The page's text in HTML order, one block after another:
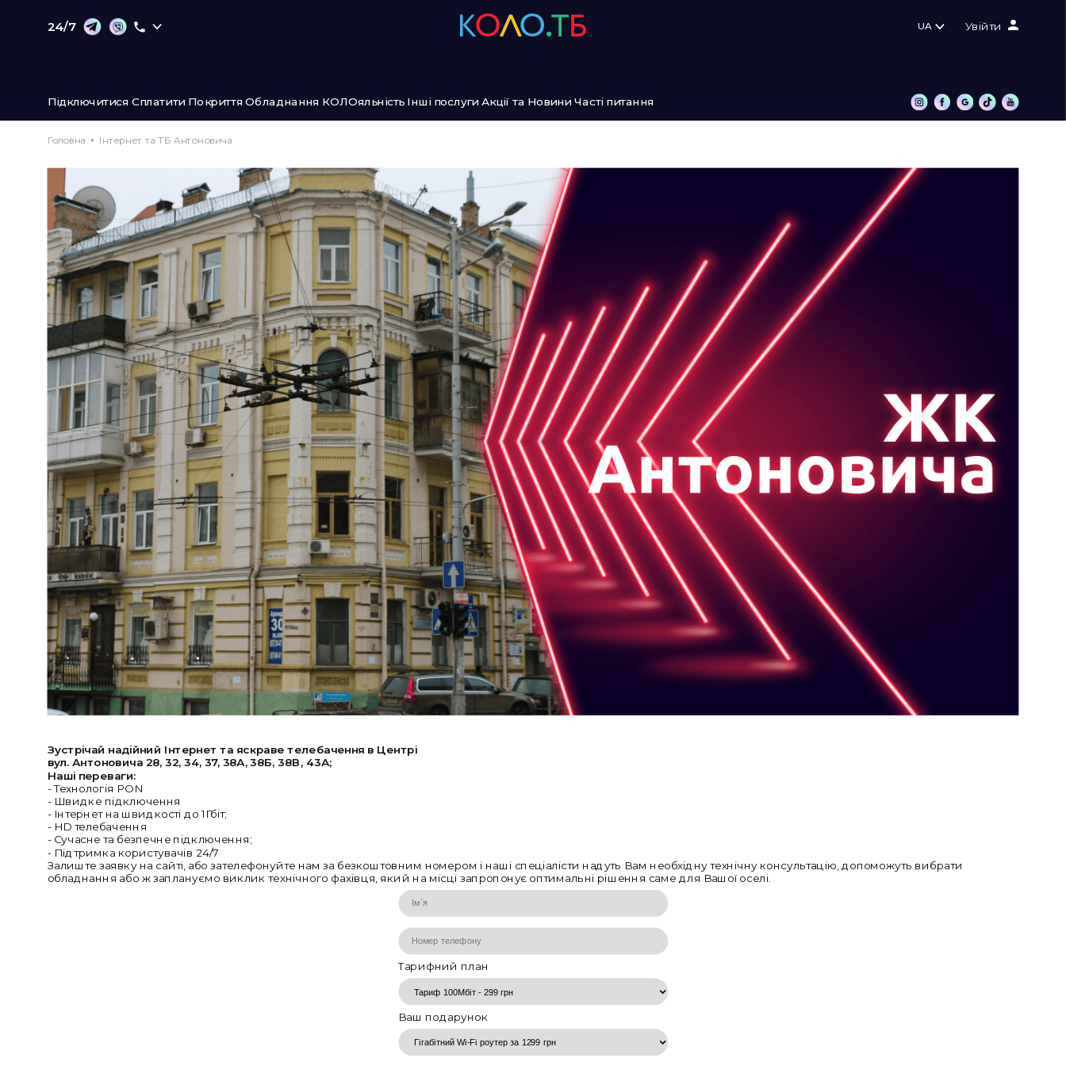
24/7 UA Увійти
Підключитися Сплатити Покриття Обладнання КОЛОяльність Інші послуги Акції та Новини Часті питання
Головна Інтернет та ТБ Антоновича
Зустрічай надійний Інтернет та яскраве телебачення в Центрі
вул. Антоновича 28, 32, 34, 37, 38А, 38Б, 38В, 43А;
Наші переваги:
- Технологія PON
- Швидке підключення
- Інтернет на швидкості до 1Гбіт;
- HD телебачення
- Сучасне та безпечне підключення;
- Підтримка користувачів 24/7
Залиште заявку на сайті, або зателефонуйте нам за безкоштовним номером і наші спеціалісти надуть Вам необхідну технічну консультацію, допоможуть вибрати
обладнання або ж заплануємо виклик технічного фахівця, який на місці запропонує оптимальні рішення саме для Вашої оселі.
Тарифний план
Ваш подарунок